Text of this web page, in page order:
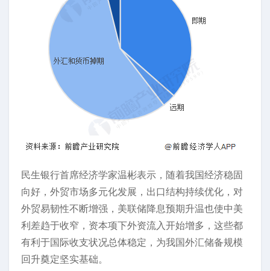
民生银行首席经济学家温彬表示，随着我国经济稳固
向好，外贸市场多元化发展，出口结构持续优化，对
外贸易韧性不断增强，美联储降息预期升温也使中美
利差趋于收窄，资本项下外资流入开始增多，这些都
有利于国际收支状况总体稳定，为我国外汇储备规模
回升奠定坚实基础。